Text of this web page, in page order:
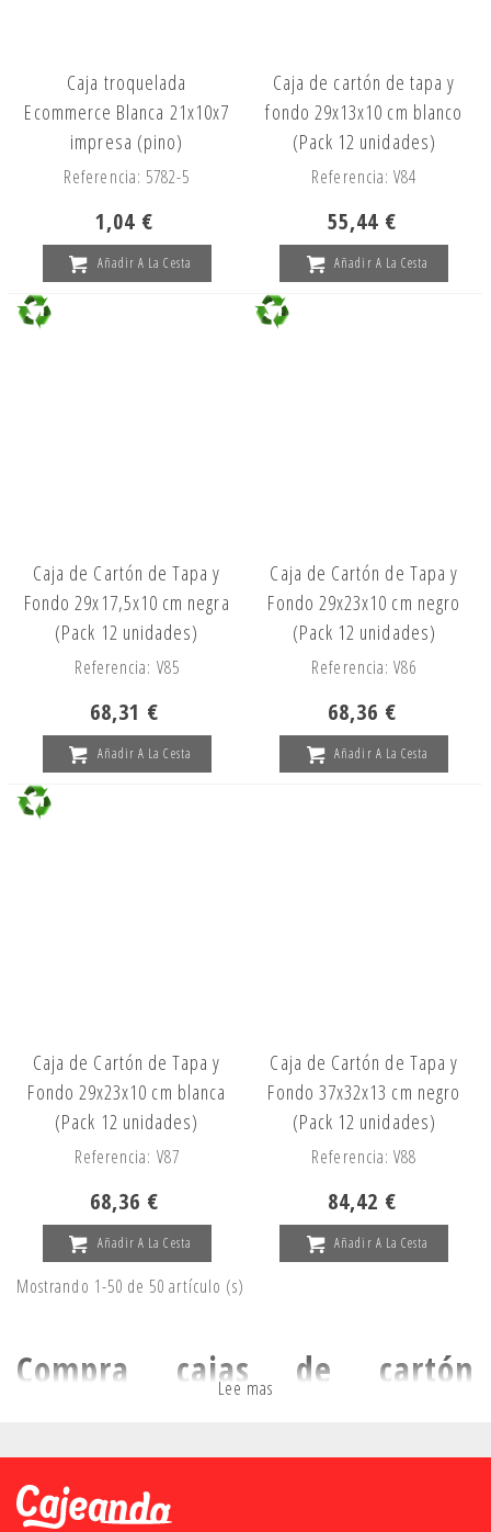
Caja troquelada
Ecommerce Blanca 21x10x7
impresa (pino)
Referencia: 5782-5
1,04 €
Añadir A La Cesta
Caja de cartón de tapa y
fondo 29x13x10 cm blanco
(Pack 12 unidades)
Referencia: V84
55,44 €
Añadir A La Cesta
Caja de Cartón de Tapa y
Fondo 29x17,5x10 cm negra
(Pack 12 unidades)
Referencia: V85
68,31 €
Añadir A La Cesta
Caja de Cartón de Tapa y
Fondo 29x23x10 cm negro
(Pack 12 unidades)
Referencia: V86
68,36 €
Añadir A La Cesta
Caja de Cartón de Tapa y
Fondo 29x23x10 cm blanca
(Pack 12 unidades)
Referencia: V87
68,36 €
Añadir A La Cesta
Caja de Cartón de Tapa y
Fondo 37x32x13 cm negro
(Pack 12 unidades)
Referencia: V88
84,42 €
Añadir A La Cesta
Mostrando 1-50 de 50 artículo (s)
Compra cajas de cartón
decorativas personalizadas
proyectos. Con opciones de personalización y una variedad de
Lee mas